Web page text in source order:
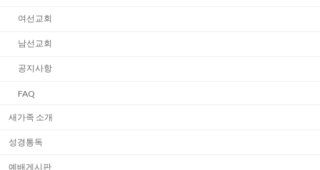
여선교회
남선교회
공지사항
FAQ
새가족 소개
성경통독
예배게시판